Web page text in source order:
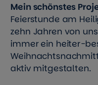
Mein schönstes
Feierstunde am
zehn Jahren von
immer ein heiter-
aktiv mitgestalten.